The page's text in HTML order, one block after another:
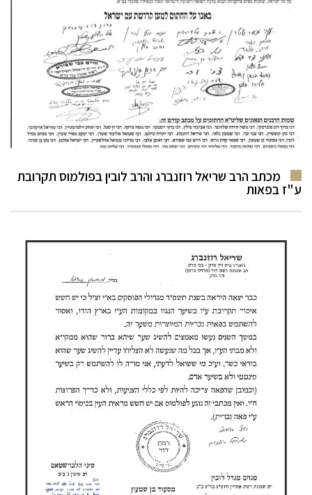
מכתב הרב שריאל רוזנברג והרב לובין בפולמוס תקרובת
ע"ז בפאות